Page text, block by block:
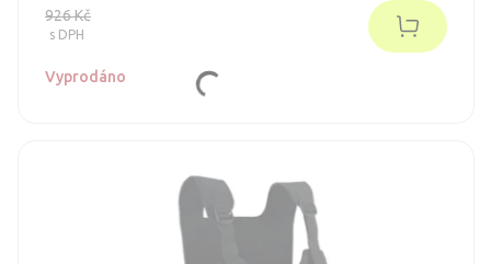
926 Kč
s DPH
Vyprodáno